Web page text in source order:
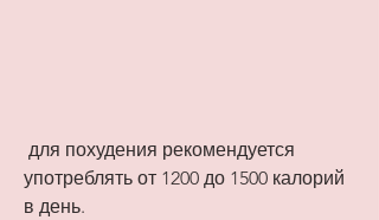
употреблять от 1200 до 1500 калорий
в день.